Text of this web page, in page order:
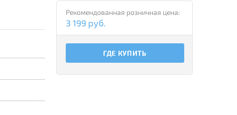
Рекомендованная розничная цена:
3 199 руб.
ГДЕ КУПИТЬ